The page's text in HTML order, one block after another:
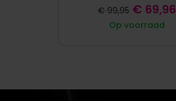
Op voorraad
€ 99,95 € 69,96